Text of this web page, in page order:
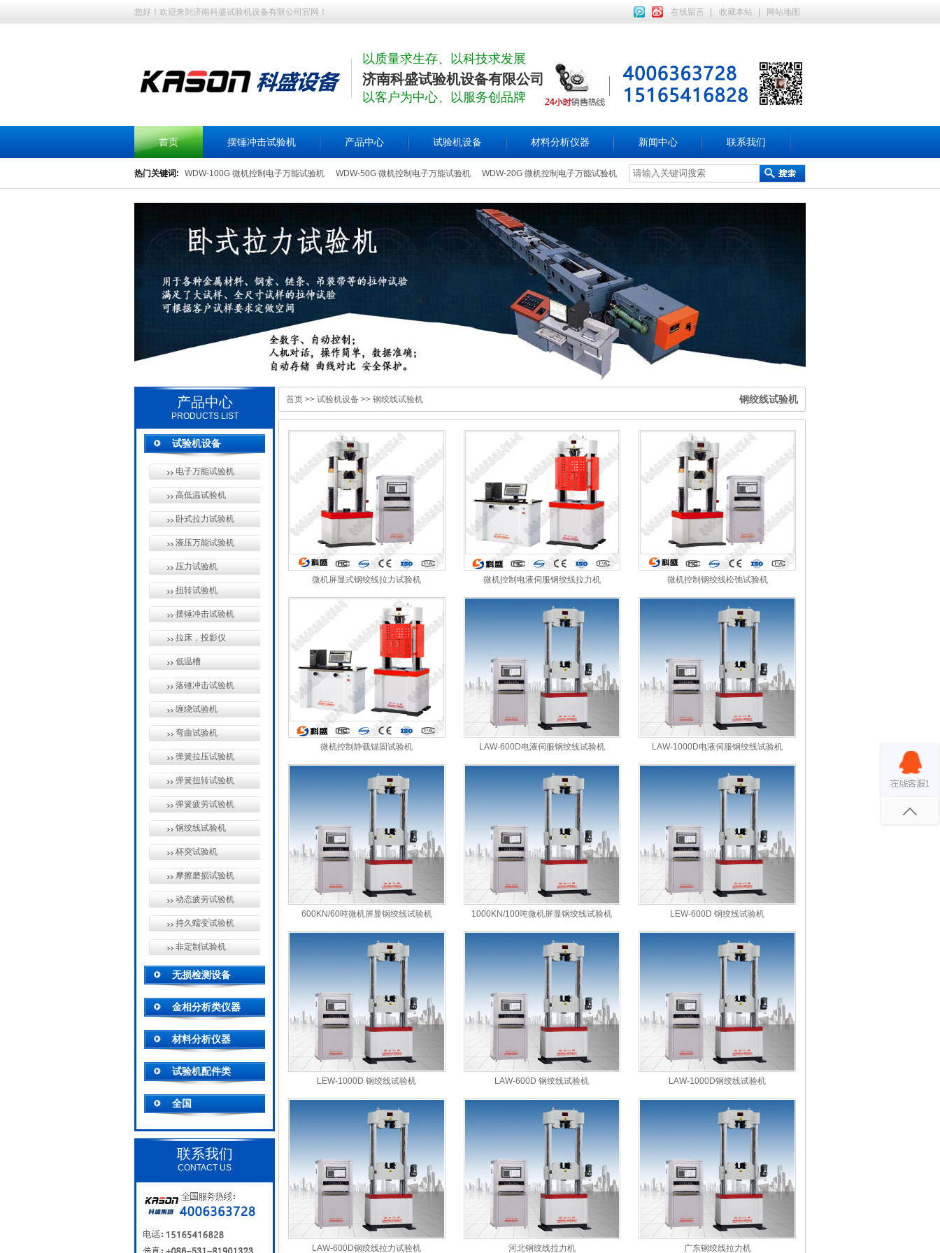
您好！欢迎来到济南科盛试验机设备有限公司官网！ 在线留言 收藏本站 网站地图
以质量求生存、以科技求发展
济南科盛试验机设备有限公司
以客户为中心、以服务创品牌
首页 摆锤冲击试验机 产品中心 试验机设备 材料分析仪器 新闻中心 联系我们
热门关键词: WDW-100G 微机控制电子万能试验机 WDW-50G 微机控制电子万能试验机 WDW-20G 微机控制电子万能试验机
产品中心
PRODUCTS LIST
试验机设备
电子万能试验机
高低温试验机
卧式拉力试验机
液压万能试验机
压力试验机
扭转试验机
摆锤冲击试验机
拉床，投影仪
低温槽
落锤冲击试验机
缠绕试验机
弯曲试验机
弹簧拉压试验机
弹簧扭转试验机
弹簧疲劳试验机
钢绞线试验机
杯突试验机
摩擦磨损试验机
动态疲劳试验机
持久蠕变试验机
非定制试验机
无损检测设备
金相分析类仪器
材料分析仪器
试验机配件类
全国
联系我们
CONTACT US
首页 >> 试验机设备 >> 钢绞线试验机 钢绞线试验机
微机屏显式钢绞线拉力试验机 微机控制电液伺服钢绞线拉力机 微机控制钢绞线松弛试验机
微机控制静载锚固试验机 LAW-600D电液伺服钢绞线试验机 LAW-1000D电液伺服钢绞线试验机
600KN/60吨微机屏显钢绞线试验机 1000KN/100吨微机屏显钢绞线试验机 LEW-600D 钢绞线试验机
LEW-1000D 钢绞线试验机 LAW-600D 钢绞线试验机 LAW-1000D钢绞线试验机
LAW-600D钢绞线拉力试验机 河北钢绞线拉力机 广东钢绞线拉力机